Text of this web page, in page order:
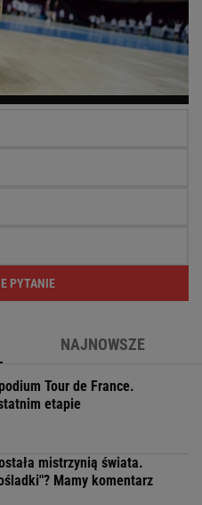
PYTANIE
NAJNOWSZE
Tour de France.
etapie
mistrzynią świata.
Mamy komentarz